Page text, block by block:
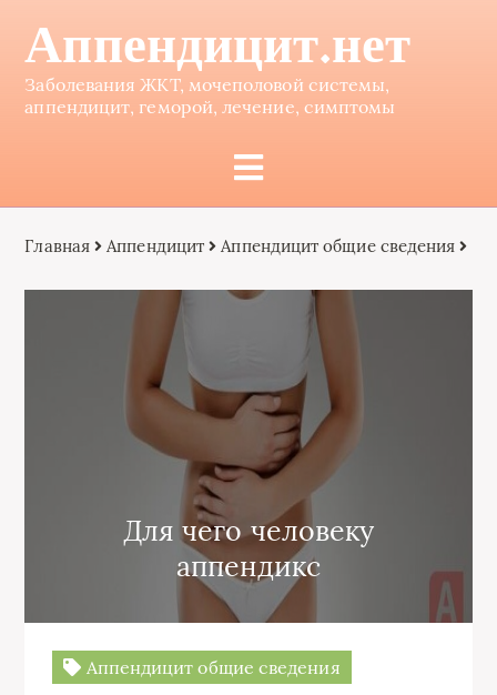
Аппендицит.нет
Заболевания ЖКТ, мочеполовой системы,
аппендицит, геморой, лечение, симптомы
Главная Аппендицит Аппендицит общие сведения
Для чего человеку
аппендикс
Аппендицит общие сведения